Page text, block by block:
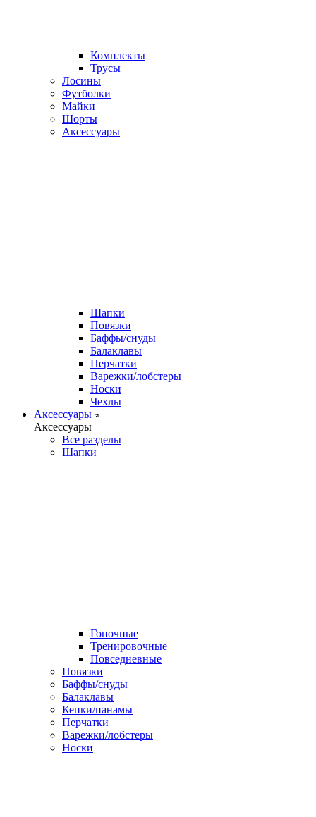
Комплекты
Трусы
Лосины
Футболки
Майки
Шорты
Аксессуары
Шапки
Повязки
Баффы/снуды
Балаклавы
Перчатки
Варежки/лобстеры
Носки
Чехлы
Аксессуары
Аксессуары
Все разделы
Шапки
Гоночные
Тренировочные
Повседневные
Повязки
Баффы/снуды
Балаклавы
Кепки/панамы
Перчатки
Варежки/лобстеры
Носки